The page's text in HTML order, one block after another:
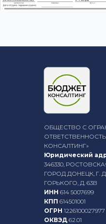
ОБЩЕСТВО С
КОНСАЛТИНГ»
Юридический
346330,
ГОРОД ДОНЕЦК, Г.
ГОРЬКОГО, Д. 63В
ИНН 614 5007699
КПП 614501001
ОГРН 1226100027977
ОКВЭД 62.01